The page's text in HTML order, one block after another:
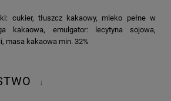
cukier, tłuszcz kakaowy, mleko pełne w
kakaowa, emulgator: lecytyna sojowa,
masa kakaowa min. 32%
↓